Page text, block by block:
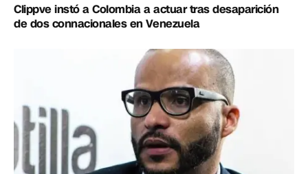
Clippve instó a Colombia a actuar tras desaparición
de dos connacionales en Venezuela